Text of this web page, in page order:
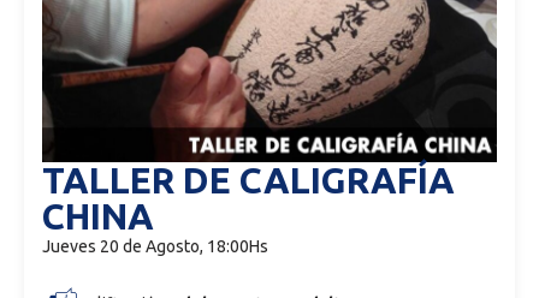
TALLER DE CALIGRAFÍA
CHINA
Jueves 20 de Agosto, 18:00Hs